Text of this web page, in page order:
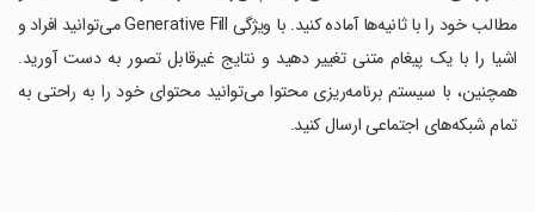
مطالب خود را با ثانیه‌ها آماده کنید. با ویژگی Generative Fill می‌توانید افراد و
اشیا را با یک پیغام متنی تغییر دهید و نتایج غیرقابل تصور به دست آورید.
همچنین، با سیستم برنامه‌ریزی محتوا می‌توانید محتوای خود را به راحتی به
تمام شبکه‌های اجتماعی ارسال کنید.